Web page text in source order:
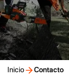
Inicio Contacto